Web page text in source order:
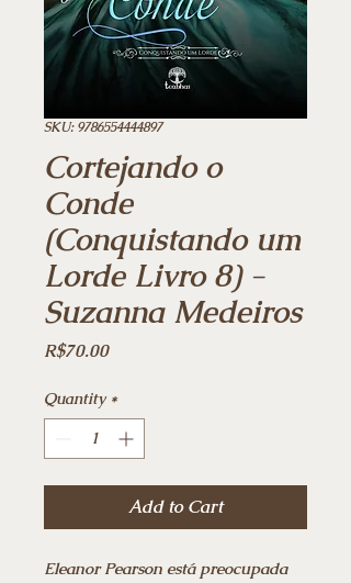
SKU: 9786554444897
Cortejando o
Conde
(Conquistando um
Lorde Livro 8) -
Suzanna Medeiros
R$70.00Price
Quantity *
Add to Cart
Eleanor Pearson está preocupada